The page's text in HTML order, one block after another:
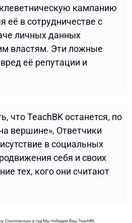
кампанию
её в сотрудничестве с
личных данных
властям. Эти ложные
её репутации и
что TeachBK останется, по
вершине», Ответчики
в социальных
себя и своих
тех, кого они считают